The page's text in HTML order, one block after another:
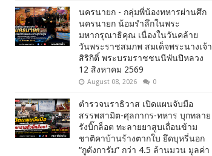
นครนายก - กลุ่มพี่น้องทหารผ่านศึก
นครนายก น้อมรำลึกในพระ
มหากรุณาธิคุณ เนื่องในวันคล้าย
วันพระราชสมภพ สมเด็จพระนางเจ้า
สิริกิติ์ พระบรมราชชนนีพันปีหลวง
12 สิงหาคม 2569
August 08, 2026 0
ตำรวจนราธิวาส เปิดแผนจับมือ
สรรพสามิต-ศุลกากร-ทหาร บุกทลาย
รังบิ๊กล็อต ทะลายยาสูบเถื่อนข้าม
ชาติคาบ้านร้างตากใบ ยึดบุหรี่นอก
“กูดังการัม” กว่า 4.5 ล้านมวน มูลค่า